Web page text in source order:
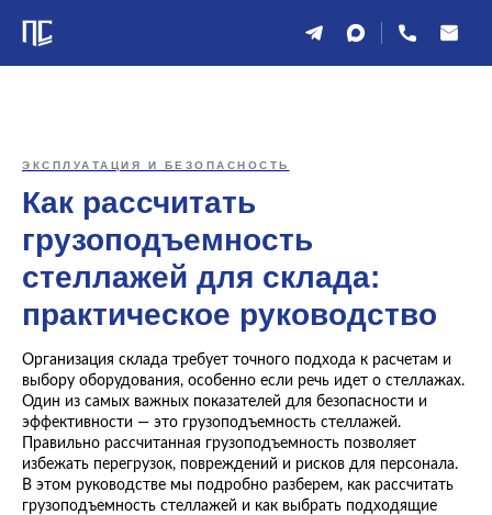
ЭКСПЛУАТАЦИЯ И БЕЗОПАСНОСТЬ
Как рассчитать
грузоподъемность
стеллажей для склада:
практическое руководство
Организация склада требует точного подхода к расчетам и
выбору оборудования, особенно если речь идет о стеллажах.
Один из самых важных показателей для безопасности и
эффективности — это грузоподъемность стеллажей.
Правильно рассчитанная грузоподъемность позволяет
избежать перегрузок, повреждений и рисков для персонала.
В этом руководстве мы подробно разберем, как рассчитать
грузоподъемность стеллажей и как выбрать подходящие